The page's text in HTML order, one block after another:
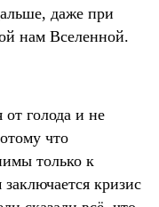
даже при
нам Вселенной.
голода и не
что
только к
кризис